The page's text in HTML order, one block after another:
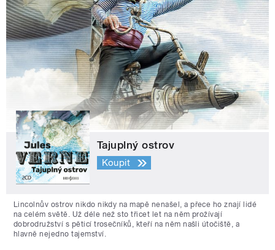
Tajuplný ostrov
Koupit
Lincolnův ostrov nikdo nikdy na mapě nenašel, a přece ho znají lidé
na celém světě. Už déle než sto třicet let na něm prožívají
dobrodružství s pěticí trosečníků, kteří na něm našli útočiště, a
hlavně nejedno tajemství.